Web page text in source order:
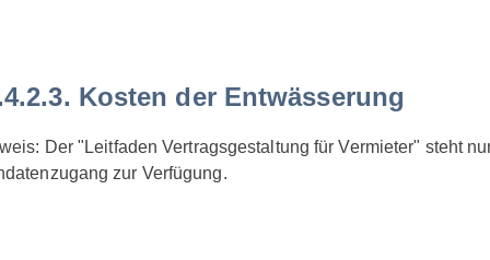
Kosten der Entwässerung
Der "Leitfaden Vertragsgestaltung für Vermieter" steht
zur Verfügung.